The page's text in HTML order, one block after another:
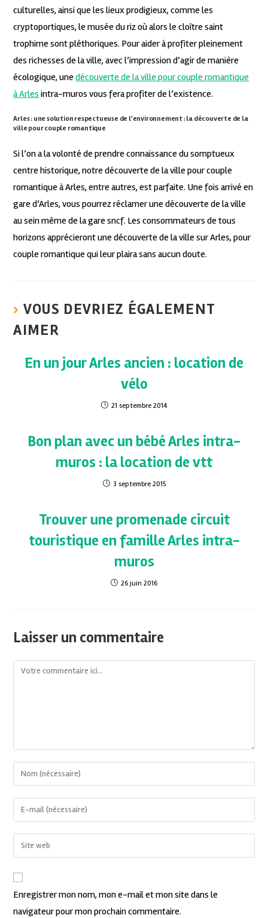
culturelles, ainsi que les lieux prodigieux, comme les
cryptoportiques, le musée du riz où alors le cloître saint
trophime sont pléthoriques. Pour aider à profiter pleinement
des richesses de la ville, avec l’impression d’agir de manière
écologique, unedécouverte de la ville pour couple romantique
à Arles intra-muros vous fera profiter de l’existence.
Arles : une solution respectueuse de l’environnement : la découverte de la
ville pour couple romantique
Si l’on a la volonté de prendre connaissance du somptueux
centre historique, notre découverte de la ville pour couple
romantique à Arles, entre autres, est parfaite. Une fois arrivé en
gare d’Arles, vous pourrez réclamer une découverte de la ville
au sein même de la gare sncf. Les consommateurs de tous
horizons apprécieront une découverte de la ville sur Arles, pour
couple romantique qui leur plaira sans aucun doute.
VOUS DEVRIEZ ÉGALEMENT
AIMER
En un jour Arles ancien : location de
vélo
21 septembre 2014
Bon plan avec un bébé Arles intra-
muros : la location de vtt
3 septembre 2015
Trouver une promenade circuit
touristique en famille Arles intra-
muros
26 juin 2016
Laisser un commentaire
Enregistrer mon nom, mon e-mail et mon site dans le
navigateur pour mon prochain commentaire.